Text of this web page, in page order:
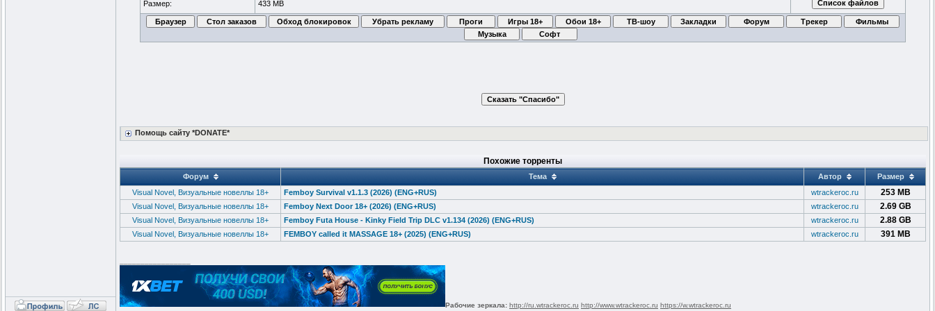
Размер: 433 MB
Помощь сайту *DONATE*
Похожие торренты
Форум Тема Автор
Размер
Visual Novel, Визуальные новеллы 18+
Femboy Survival v1.1.3 (2026) (ENG+RUS) wtrackeroc.ru 253 MB
Visual Novel, Визуальные новеллы 18+ Femboy Next Door 18+ (2026) (ENG+RUS) wtrackeroc.ru 2.69 GB
Visual Novel, Визуальные новеллы 18+ Femboy Futa House - Kinky Field Trip DLC v1.134 (2026) (ENG+RUS) wtrackeroc.ru 2.88 GB
Visual Novel, Визуальные новеллы 18+ FEMBOY called it MASSAGE 18+ (2025) (ENG+RUS) wtrackeroc.ru 391 MB
Рабочие зеркала: http://ru.wtrackeroc.ru http://www.wtrackeroc.ru https://w.wtrackeroc.ru